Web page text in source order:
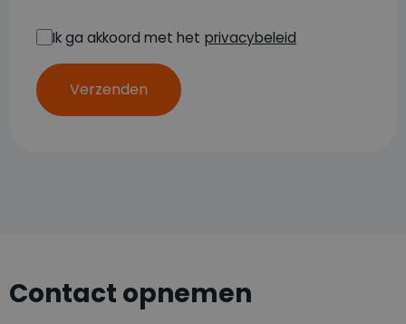
Ik ga akkoord met het privacybeleid
Verzenden
Contact opnemen